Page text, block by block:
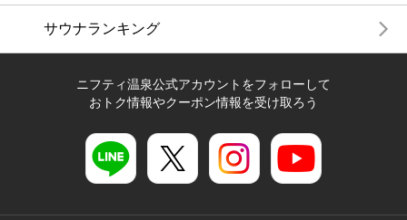
サウナランキング
ニフティ温泉公式アカウントをフォローして
おトク情報やクーポン情報を受け取ろう